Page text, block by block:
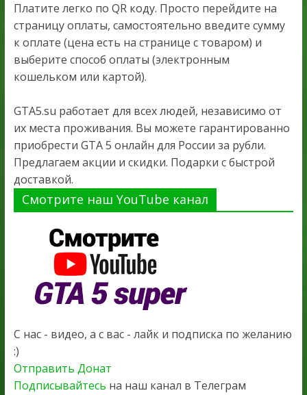
Платите легко по QR коду. Просто перейдите на
страницу оплаты, самостоятельно введите сумму
к оплате (цена есть на странице с товаром) и
выберите способ оплаты (электронным
кошельком или картой).
GTA5.su работает для всех людей, независимо от
их места проживания. Вы можете гарантированно
приобрести GTA 5 онлайн для России за рубли.
Предлагаем акции и скидки. Подарки с быстрой
доставкой.
Смотрите наш YouTube канал
С нас - видео, а с вас - лайк и подписка по желанию
:)
Отправить Донат
Подписывайтесь на наш канал в Телеграм